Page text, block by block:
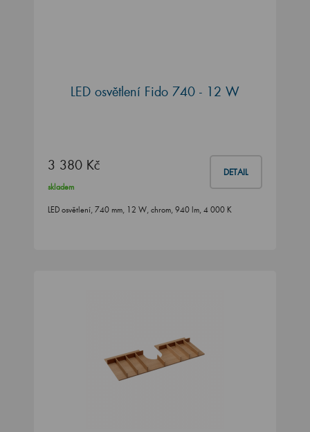
LED osvětlení Fido 740 - 12 W
3 380 Kč DETAIL
skladem
LED osvětlení, 740 mm, 12 W, chrom, 940 lm, 4 000 K